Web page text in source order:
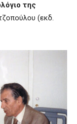
της
(εκδ.